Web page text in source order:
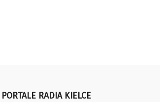
PORTALE RADIA KIELCE